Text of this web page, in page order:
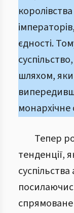
єдності.
шляхом,
монархічне
Тепер
тенденції,